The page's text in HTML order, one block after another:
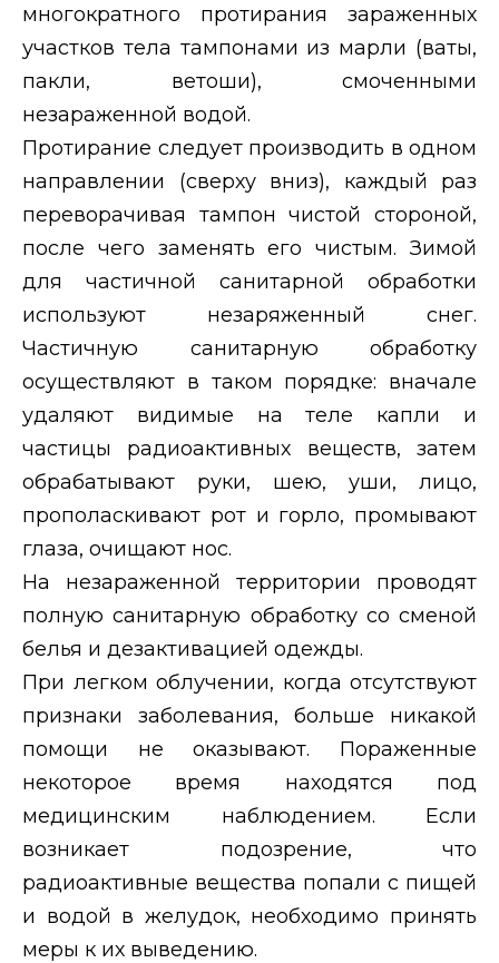
многократного протирания зараженных
участков тела тампонами из марли (ваты,
пакли, ветоши), смоченными
незараженной водой.
Протирание следует производить в одном
направлении (сверху вниз), каждый раз
переворачивая тампон чистой стороной,
после чего заменять его чистым. Зимой
для частичной санитарной обработки
используют незаряженный снег.
Частичную санитарную обработку
осуществляют в таком порядке: вначале
удаляют видимые на теле капли и
частицы радиоактивных веществ, затем
обрабатывают руки, шею, уши, лицо,
прополаскивают рот и горло, промывают
глаза, очищают нос.
На незараженной территории проводят
полную санитарную обработку со сменой
белья и дезактивацией одежды.
При легком облучении, когда отсутствуют
признаки заболевания, больше никакой
помощи не оказывают. Пораженные
некоторое время находятся под
медицинским наблюдением. Если
возникает подозрение, что
радиоактивные вещества попали с пищей
и водой в желудок, необходимо принять
меры к их выведению.